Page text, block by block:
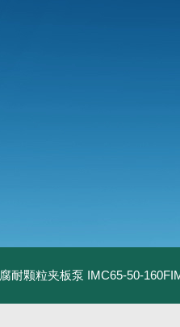
耐颗粒夹板泵 IMC65-50-